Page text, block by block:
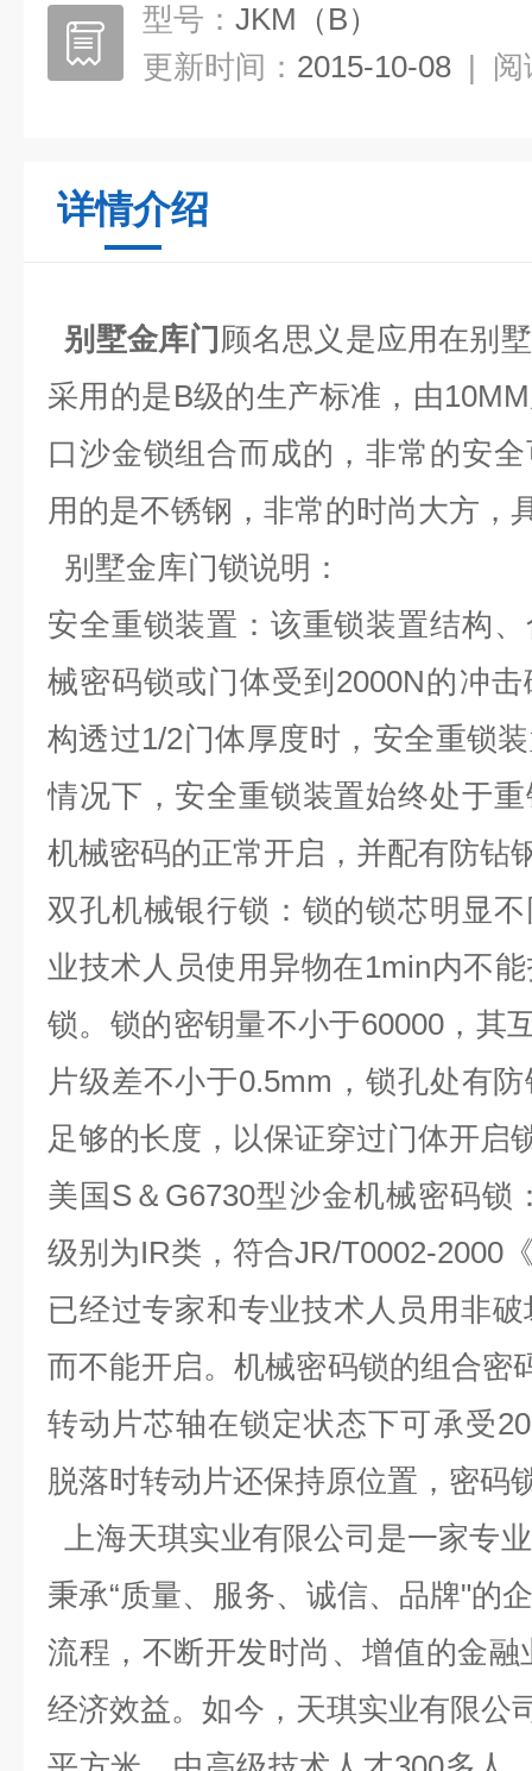
型号： JKM（B）
更新时间： 2015-10-08 | 阅
详情介绍
别墅金库门 顾名思义是应用在别
采用的是B级的生产标准，由
口沙金锁组合而成的，非常的安
用的是不锈钢，非常的时尚大方，
别墅金库门锁说明：
安全重锁装置：该重锁装置结构
械密码锁或门体受到2000N的冲
构透过1/2门体厚度时，安全重锁
情况下，安全重锁装置始终处于
机械密码的正常开启，并配有防
双孔机械银行锁：锁的锁芯明显
业技术人员使用异物在1min内不
锁。锁的密钥量不小于60000，其
片级差不小于0.5mm，锁孔处有
足够的长度，以保证穿过门体开启
美国S＆G6730型沙金机械密码锁
级别为IR类，符合JR/T0002-2000
已经过专家和专业技术人员用非
而不能开启。机械密码锁的组合密
转动片芯轴在锁定状态下可承受
脱落时转动片还保持原位置，密
上海天琪实业有限公司是一家专
秉承“质量、服务、诚信、品牌"的
流程，不断开发时尚、增值的金
经济效益。如今，天琪实业有限公